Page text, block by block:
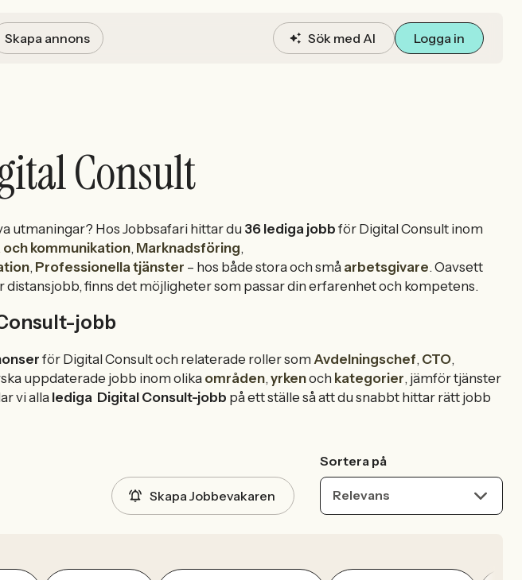
Skapa annons Sök med AI Logga in
Consult
utmaningar? Hos Jobbsafari hittar du 36 lediga jobb för Digital Consult inom
kommunikation, Marknadsföring,
, Professionella tjänster – hos både stora och små arbetsgivare. Oavsett
distansjobb, finns det möjligheter som passar din erfarenhet och kompetens.
jobb
för Digital Consult och relaterade roller som Avdelningschef, CTO,
uppdaterade jobb inom olika områden,yrkenoch kategorier, jämför tjänster
vi alla lediga Digital Consult-jobb på ett ställe så att du snabbt hittar rätt jobb
Skapa Jobbevakaren
Sortera på
Relevans